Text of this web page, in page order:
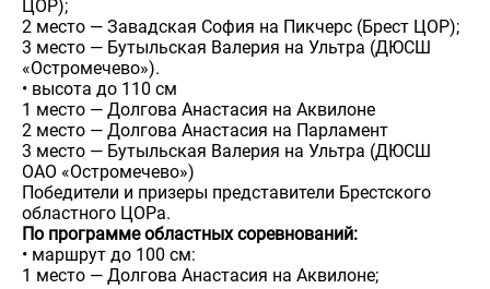
ЦОР);
2 место — Завадская София на Пикчерс (Брест ЦОР);
3 место — Бутыльская Валерия на Ультра (ДЮСШ
«Остромечево»).
• высота до 110 см
1 место — Долгова Анастасия на Аквилоне
2 место — Долгова Анастасия на Парламент
3 место — Бутыльская Валерия на Ультра (ДЮСШ
ОАО «Остромечево»)
Победители и призеры представители Брестского
областного ЦОРа.
По программе областных соревнований:
• маршрут до 100 см:
1 место — Долгова Анастасия на Аквилоне;